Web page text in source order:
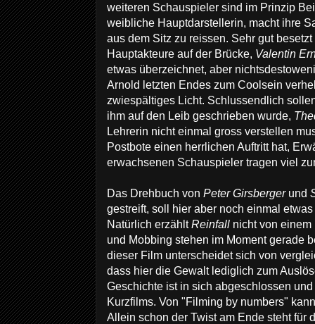
weiteren Schauspieler sind im Prinzip
weibliche Hauptdarstellerin, macht ihre
aus dem Sitz zu reissen. Sehr gut
Hauptakteure auf der Brücke, Valentin
etwas überzeichnet, aber
Arnold letzten Endes zum Coolsein
zwiespältiges Licht. Schlussendlich
ihm auf den Leib geschrieben wurde,
Lehrerin nicht einmal gross verstellen
Postbote einen herrlichen Auftritt hat,
erwachsenen Schauspieler tragen viel
Das Drehbuch von Peter Girsberger und
gestreift, soll hier aber noch einmal
Natürlich erzähltReinfall nicht von
und Mobbing stehen im Moment gerade
dieser Film unterscheidet sich von
dass hier die Gewalt lediglich zum
Geschichte ist in sich abgeschlossen
Kurzfilms. Von "Filming by numbers"
Allein schon der Twist am Ende steht für